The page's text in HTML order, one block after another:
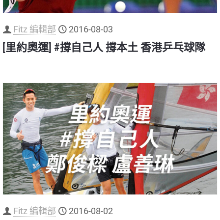
Fitz 編輯部 2016-08-03
[里約奧運] #撐自己人 撐本土 香港乒乓球隊
Fitz 編輯部 2016-08-02